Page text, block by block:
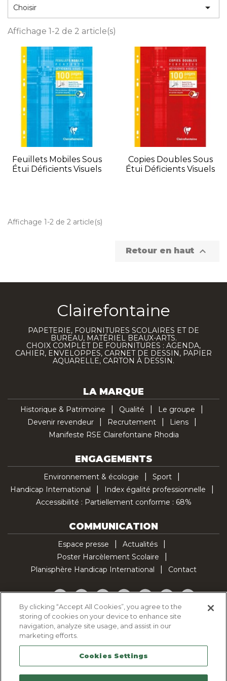
Choisir 
Affichage 1-2 de 2 article(s)
Feuillets Mobiles Sous
Étui Déficients Visuels
Copies Doubles Sous
Étui Déficients Visuels
Affichage 1-2 de 2 article(s)
Retour en haut 
Clairefontaine
PAPETERIE, FOURNITURES SCOLAIRES ET DE
BUREAU, MATÉRIEL BEAUX-ARTS.
CHOIX COMPLET DE FOURNITURES : AGENDA,
CAHIER, ENVELOPPES, CARNET DE DESSIN, PAPIER
AQUARELLE, CARTON À DESSIN.
LA MARQUE
Historique & Patrimoine Qualité
Le groupe
Devenir revendeur
Recrutement
Liens
Manifeste RSE Clairefontaine Rhodia
ENGAGEMENTS
Environnement & écologie
Sport
Handicap International
Index égalité professionnelle
Accessibilité : Partiellement conforme : 68%
COMMUNICATION
Espace presse
Actualités
Poster Harcèlement Scolaire
Planisphère Handicap International
Contact
Facebook
TwitterYouTubePinterestInstagramLinkedInTikTok
Politique d'utilisation des cookies
Politique de confidentialité
Mentions légales
Plan du site
Contactez-nous
By clicking “Accept All Cookies”, you agree to the
storing of cookies on your device to enhance site
navigation, analyze site usage, and assist in our
marketing efforts.
Cookies Settings